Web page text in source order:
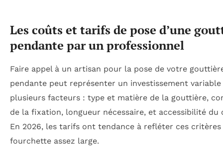
Les coûts et tarifs de pose d’une
pendante par un professionnel
Faire appel à un artisan pour la pose de votre
pendante peut représenter un investissement variable
plusieurs facteurs : type et matière de la gouttière,
de la fixation, longueur nécessaire, et accessibilité du
En 2026, les tarifs ont tendance à refléter ces critères
fourchette assez large.